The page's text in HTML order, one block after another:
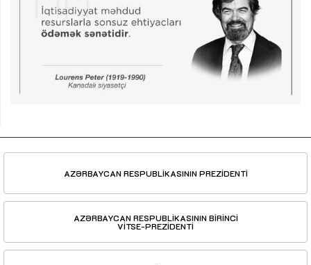
AZƏRBAYCAN RESPUBLİKASININ PREZİDENTİ
AZƏRBAYCAN RESPUBLİKASININ BİRİNCİ
VİTSE-PREZİDENTİ